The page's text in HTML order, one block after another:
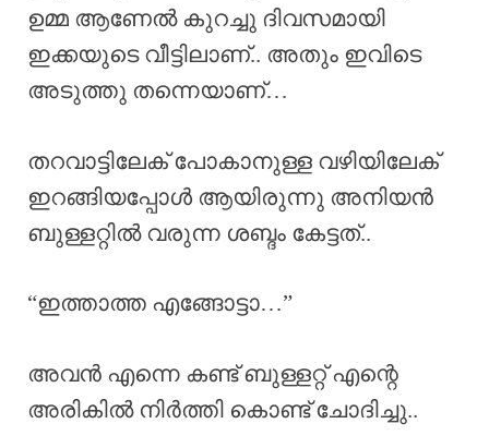
ഉമ്മ ആണേൽ കുറച്ചു ദിവസമായി
ഇക്കയുടെ വീട്ടിലാണ്.. അതും ഇവിടെ
അടുത്തു തന്നെയാണ്…
തറവാട്ടിലേക് പോകാനുള്ള വഴിയിലേക്
ഇറങ്ങിയപ്പോൾ ആയിരുന്നു അനിയൻ
ബുള്ളറ്റിൽ വരുന്ന ശബ്ദം കേട്ടത്..
“ഇത്താത്ത എങ്ങോട്ടാ…”
അവൻ എന്നെ കണ്ട് ബുള്ളറ്റ് എന്റെ
അരികിൽ നിർത്തി കൊണ്ട് ചോദിച്ചു..